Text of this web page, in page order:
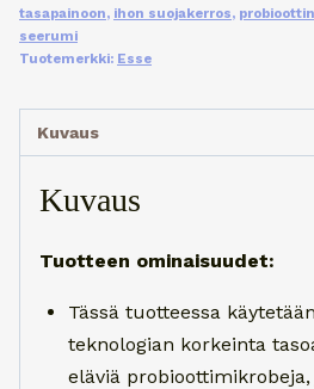
tasapainoon, ihon suojakerros,
seerumi
Tuotemerkki: Esse
Kuvaus
Kuvaus
Tuotteen ominaisuudet:
Tässä tuotteessa
teknologian korkeinta
eläviä